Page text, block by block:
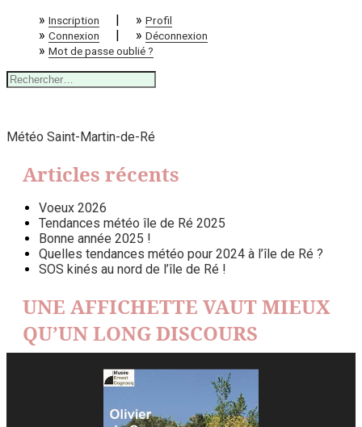
» Inscription | » Profil
» Connexion | » Déconnexion
» Mot de passe oublié ?
Rechercher :
Météo Saint-Martin-de-Ré
Articles récents
Voeux 2026
Tendances météo île de Ré 2025
Bonne année 2025 !
Quelles tendances météo pour 2024 à l’île de Ré ?
SOS kinés au nord de l’île de Ré !
UNE AFFICHETTE VAUT MIEUX
QU’UN LONG DISCOURS